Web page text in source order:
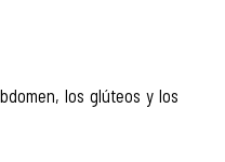
los glúteos y los